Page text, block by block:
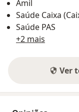
Amil
Saúde Caixa
Saúde PAS
+2 mais
Ver